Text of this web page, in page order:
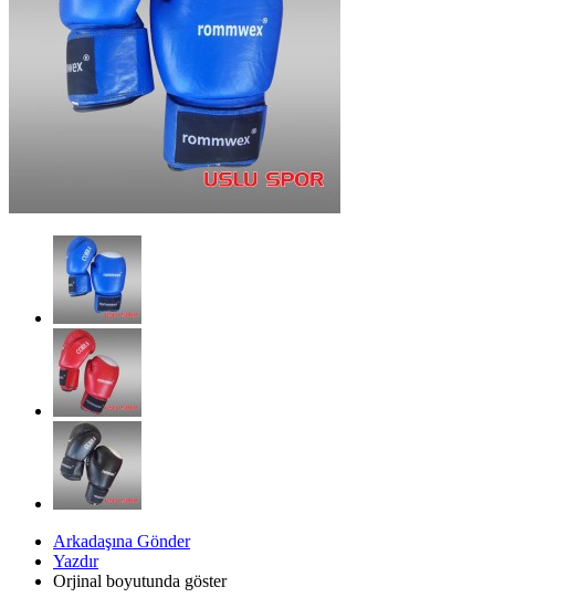
Arkadaşına Gönder
Yazdır
Orjinal boyutunda göster